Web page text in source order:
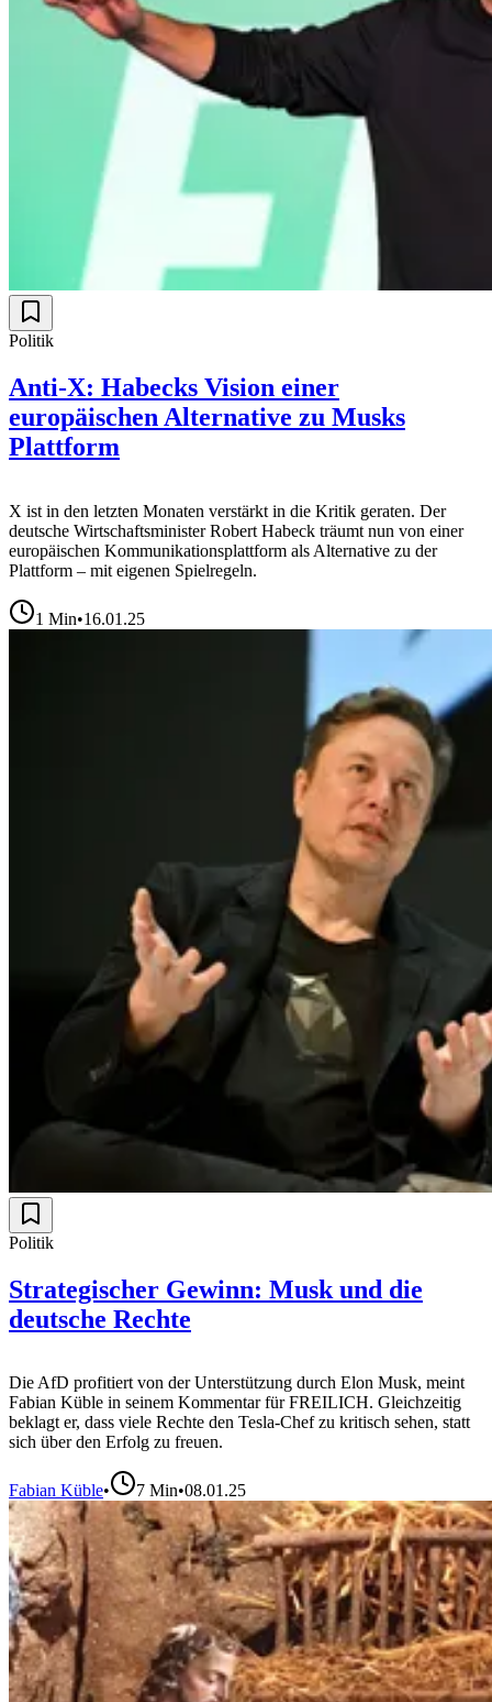
Politik
Anti-X: Habecks Vision einer
europäischen Alternative zu Musks
Plattform
X ist in den letzten Monaten verstärkt in die Kritik geraten. Der
deutsche Wirtschaftsminister Robert Habeck träumt nun von einer
europäischen Kommunikationsplattform als Alternative zu der
Plattform – mit eigenen Spielregeln.
1 Min•16.01.25
Politik
Strategischer Gewinn: Musk und die
deutsche Rechte
Die AfD profitiert von der Unterstützung durch Elon Musk, meint
Fabian Küble in seinem Kommentar für FREILICH. Gleichzeitig
beklagt er, dass viele Rechte den Tesla-Chef zu kritisch sehen, statt
sich über den Erfolg zu freuen.
Fabian Küble• 7 Min•08.01.25